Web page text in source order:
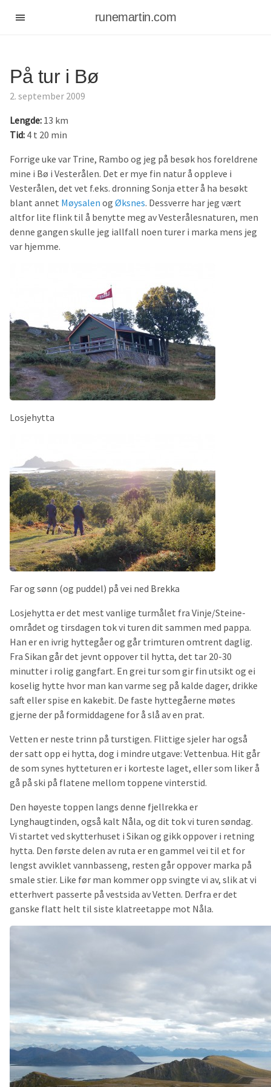
runemartin.com
På tur i Bø
2. september 2009
Lengde: 13 km
Tid: 4 t 20 min
Forrige uke var Trine, Rambo og jeg på besøk hos foreldrene
mine i Bø i Vesterålen. Det er mye fin natur å oppleve i
Vesterålen, det vet f.eks. dronning Sonja etter å ha besøkt
blant annet Møysalen og Øksnes. Dessverre har jeg vært
altfor lite flink til å benytte meg av Vesterålesnaturen, men
denne gangen skulle jeg iallfall noen turer i marka mens jeg
var hjemme.
Losjehytta
Far og sønn (og puddel) på vei ned Brekka
Losjehytta er det mest vanlige turmålet fra Vinje/Steine-
området og tirsdagen tok vi turen dit sammen med pappa.
Han er en ivrig hyttegåer og går trimturen omtrent daglig.
Fra Sikan går det jevnt oppover til hytta, det tar 20-30
minutter i rolig gangfart. En grei tur som gir fin utsikt og ei
koselig hytte hvor man kan varme seg på kalde dager, drikke
saft eller spise en kakebit. De faste hyttegåerne møtes
gjerne der på formiddagene for å slå av en prat.
Vetten er neste trinn på turstigen. Flittige sjeler har også
der satt opp ei hytta, dog i mindre utgave: Vettenbua. Hit går
de som synes hytteturen er i korteste laget, eller som liker å
gå på ski på flatene mellom toppene vinterstid.
Den høyeste toppen langs denne fjellrekka er
Lynghaugtinden, også kalt Nåla, og dit tok vi turen søndag.
Vi startet ved skytterhuset i Sikan og gikk oppover i retning
hytta. Den første delen av ruta er en gammel vei til et for
lengst avviklet vannbasseng, resten går oppover marka på
smale stier. Like før man kommer opp svingte vi av, slik at vi
etterhvert passerte på vestsida av Vetten. Derfra er det
ganske flatt helt til siste klatreetappe mot Nåla.